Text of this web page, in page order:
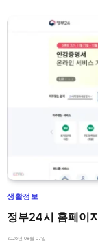
생활정보
정부24시 홈페이
2026년 08월 07일